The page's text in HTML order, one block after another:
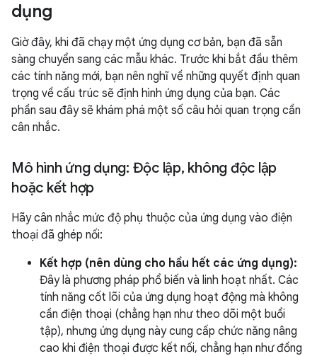
dụng
Giờ đây, khi đã chạy một ứng dụng cơ bản, bạn đã sẵn
sàng chuyển sang các mẫu khác. Trước khi bắt đầu thêm
các tính năng mới, bạn nên nghĩ về những quyết định quan
trọng về cấu trúc sẽ định hình ứng dụng của bạn. Các
phần sau đây sẽ khám phá một số câu hỏi quan trọng cần
cân nhắc.
Mô hình ứng dụng: Độc lập, không độc lập
hoặc kết hợp
Hãy cân nhắc mức độ phụ thuộc của ứng dụng vào điện
thoại đã ghép nối:
Kết hợp (nên dùng cho hầu hết các ứng dụng):
Đây là phương pháp phổ biến và linh hoạt nhất. Các
tính năng cốt lõi của ứng dụng hoạt động mà không
cần điện thoại (chẳng hạn như theo dõi một buổi
tập), nhưng ứng dụng này cung cấp chức năng nâng
cao khi điện thoại được kết nối, chẳng hạn như đồng